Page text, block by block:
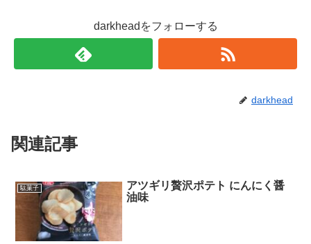
darkheadをフォローする
darkhead
関連記事
駄菓子
アツギリ贅沢ポテト にんにく醤
油味